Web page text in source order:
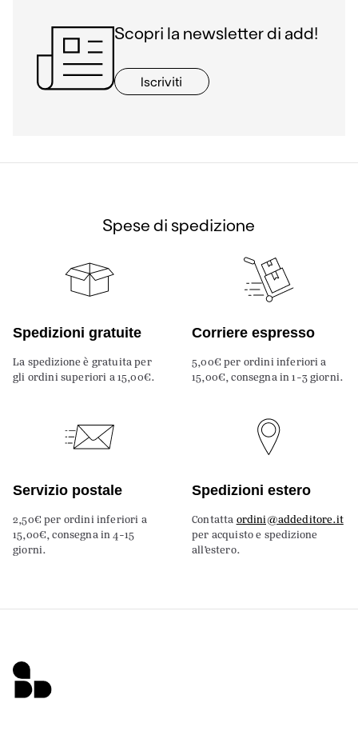
Scopri la newsletter di add!
Iscriviti
Spese di spedizione
Spedizioni gratuite
La spedizione è gratuita per
gli ordini superiori a 15,00€.
Corriere espresso
5,00€ per ordini inferiori a
15,00€, consegna in 1-3 giorni.
Servizio postale
2,50€ per ordini inferiori a
15,00€, consegna in 4-15
giorni.
Spedizioni estero
Contatta ordini@addeditore.it
per acquisto e spedizione
all’estero.